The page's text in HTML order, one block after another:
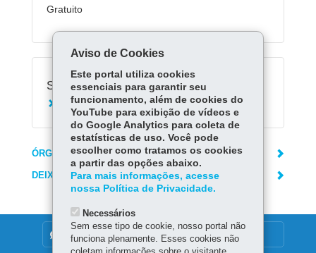
Gratuito
Serviços Relacionados:
Agendar doação de sangue no Hemepar
ÓRGÃO RESPONSÁVEL
DEIXE SUA OPINIÃO
DENUNCIE CORRUPÇÃO
Aviso de Cookies
Este portal utiliza cookies
essenciais para garantir seu
funcionamento, além de cookies do
YouTube para exibição de vídeos e
do Google Analytics para coleta de
estatísticas de uso. Você pode
escolher como tratamos os cookies
a partir das opções abaixo.
Para mais informações, acesse
nossa Política de Privacidade.
Necessários
Sem esse tipo de cookie, nosso portal não
funciona plenamente. Esses cookies não